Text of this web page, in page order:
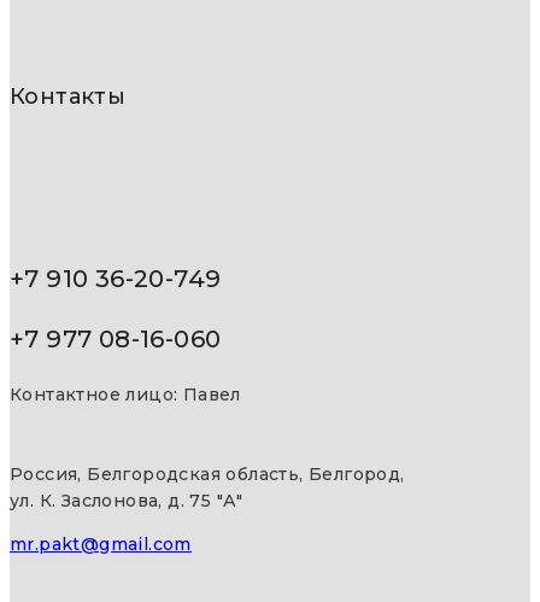
Контакты
+7 910 36-20-749
+7 977 08-16-060
Контактное лицо: Павел
Россия, Белгородская область, Белгород,
ул. К. Заслонова, д. 75 "А"
mr.pakt@gmail.com